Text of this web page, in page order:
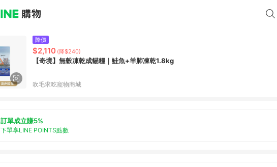
降價
$2,110 (降$240)
【奇境】無穀凍乾成貓糧｜鮭魚+羊肺凍乾1.8kg
吹毛求吃寵物商城
訂單成立賺5%
下單享LINE POINTS點數